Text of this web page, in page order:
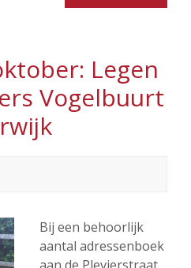
Legen
Vogelbuurt
Bij een behoorlijk
aantal adressenboek